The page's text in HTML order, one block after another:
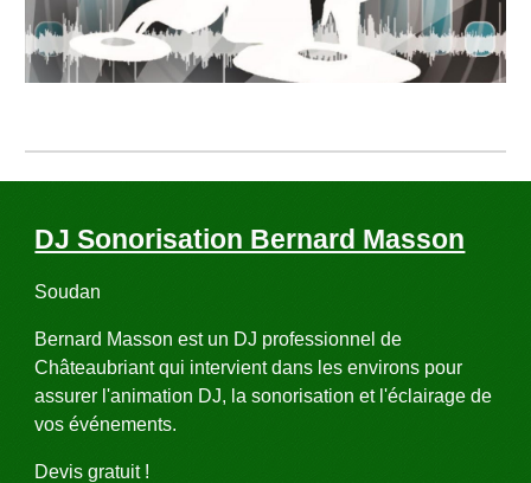
DJ Sonorisation Bernard Masson
Soudan
Bernard Masson est un DJ professionnel de
Châteaubriant qui intervient dans les environs pour
assurer l'animation DJ, la sonorisation et l'éclairage de
vos événements.
Devis gratuit !